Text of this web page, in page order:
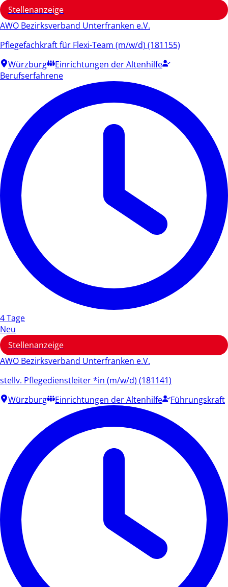
Stellenanzeige
AWO Bezirksverband Unterfranken e.V.
Pflegefachkraft für Flexi-Team (m/w/d) (181155)
Würzburg
Einrichtungen der Altenhilfe
Berufserfahrene
4 Tage
Neu
Stellenanzeige
AWO Bezirksverband Unterfranken e.V.
stellv. Pflegedienstleiter *in (m/w/d) (181141)
Würzburg
Einrichtungen der Altenhilfe Führungskraft